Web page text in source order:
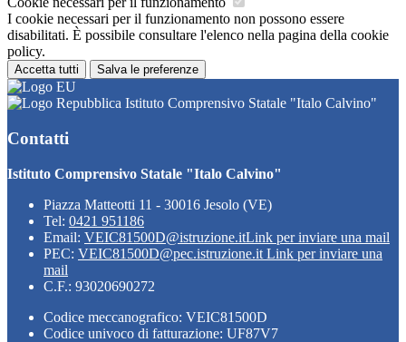
I cookie necessari per il funzionamento non possono essere
disabilitati. È possibile consultare l'elenco nella pagina della cookie
policy.
Accetta tutti Salva le preferenze
Istituto Comprensivo Statale "Italo Calvino"
Contatti
Istituto Comprensivo Statale "Italo Calvino"
Piazza Matteotti 11 - 30016 Jesolo (VE)
Tel: 0421 951186
Email: VEIC81500D@istruzione.itLink per inviare una mail
PEC: VEIC81500D@pec.istruzione.it Link per inviare una
mail
C.F.: 93020690272
Codice meccanografico: VEIC81500D
Codice univoco di fatturazione: UF87V7